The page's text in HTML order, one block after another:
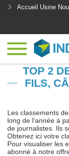
Accueil Usine
TOP 2
FILS,
Les classements
long de l’année à
de journalistes. Ils
Obtenez ici votre
Pour visualiser les
abonné à notre